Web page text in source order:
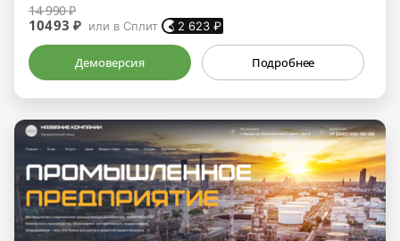
14 990 ₽
10493 ₽ или в Сплит 2 623 ₽
Демоверсия Подробнее